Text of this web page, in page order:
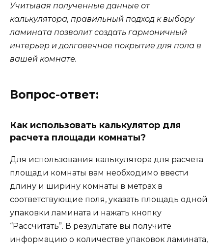
Учитывая полученные данные от
калькулятора, правильный подход к выбору
ламината позволит создать гармоничный
интерьер и долговечное покрытие для пола в
вашей комнате.
Вопрос-ответ:
Как использовать калькулятор для
расчета площади комнаты?
Для использования калькулятора для расчета
площади комнаты вам необходимо ввести
длину и ширину комнаты в метрах в
соответствующие поля, указать площадь одной
упаковки ламината и нажать кнопку
“Рассчитать”. В результате вы получите
информацию о количестве упаковок ламината,